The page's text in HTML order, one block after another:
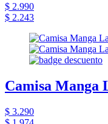
$ 2.990
$ 2.243
Camisa Manga
$ 3.290